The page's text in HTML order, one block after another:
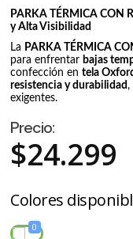
IRON-X
LENTE DE
SEGURIDAD IRON-
X IX07
Precio:
$550
PARKA TÉRMICA CON
y Alta Visibilidad
La PARKA TÉRMICA
para enfrentar bajas
confección entela
resistencia y durabilidad ,
exigentes.
Precio:
$24.299
Colores
0